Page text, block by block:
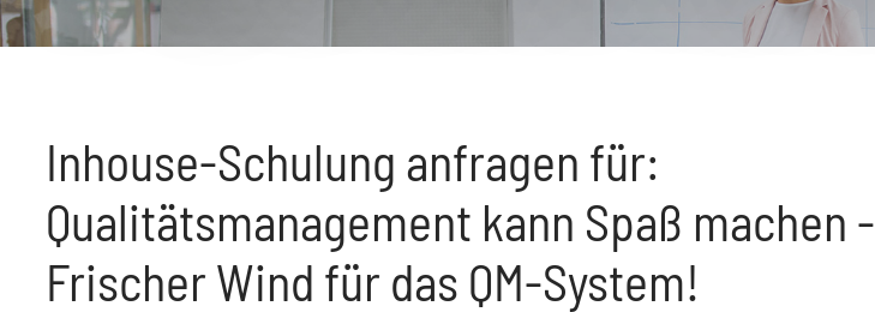
Inhouse-Schulung anfragen für:
Qualitätsmanagement kann Spaß machen -
Frischer Wind für das QM-System!